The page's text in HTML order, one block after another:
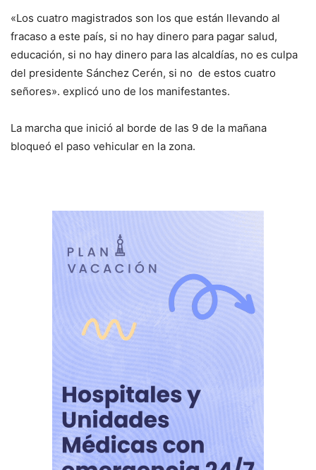
«Los cuatro magistrados son los que están llevando al
fracaso a este país, si no hay dinero para pagar salud,
educación, si no hay dinero para las alcaldías, no es culpa
del presidente Sánchez Cerén, si no de estos cuatro
señores». explicó uno de los manifestantes.
La marcha que inició al borde de las 9 de la mañana
bloqueó el paso vehicular en la zona.